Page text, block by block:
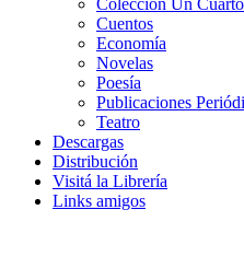
Cuentos
Economía
Novelas
Poesía
Publicaciones
Teatro
Descargas
Distribución
Visitá la Librería
Links amigos